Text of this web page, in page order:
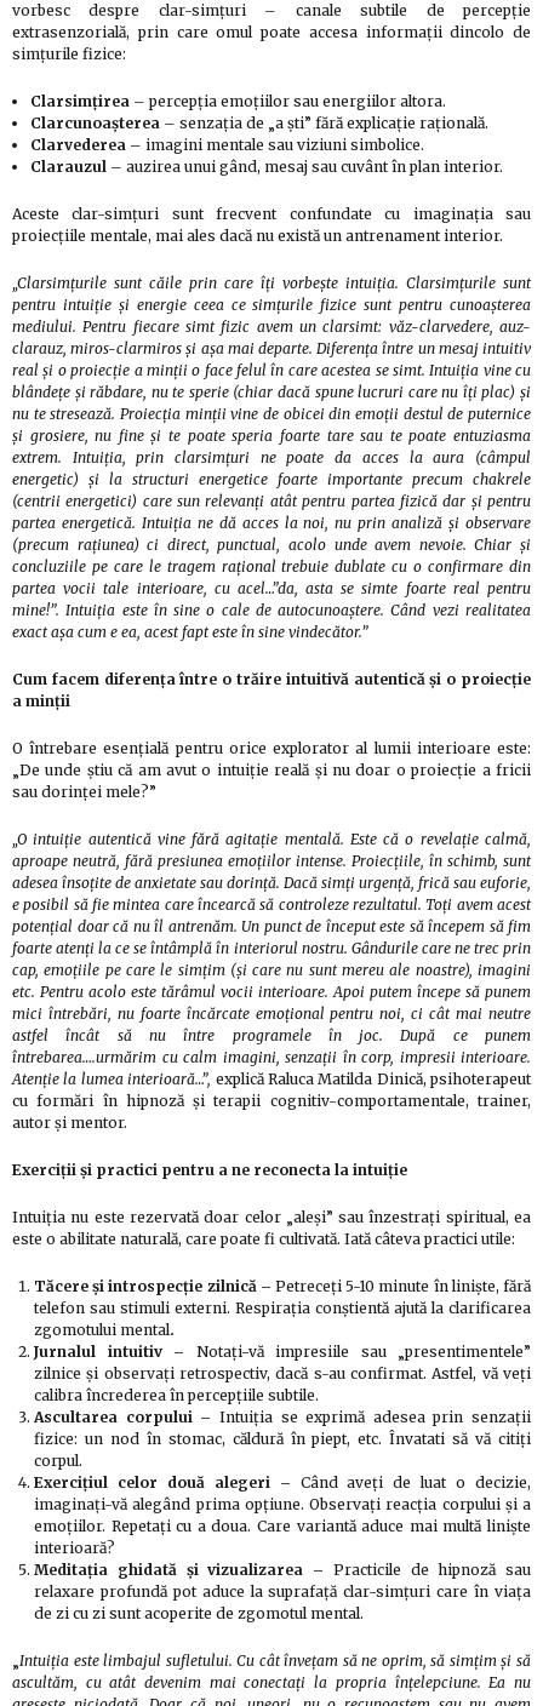
vorbesc despre clar-simțuri – canale subtile de percepție
extrasenzorială, prin care omul poate accesa informații dincolo de
simțurile fizice:
Clarsimțirea – percepția emoțiilor sau energiilor altora.
Clarcunoașterea – senzația de „a ști” fără explicație rațională.
Clarvederea – imagini mentale sau viziuni simbolice.
Clarauzul – auzirea unui gând, mesaj sau cuvânt în plan interior.
Aceste clar-simțuri sunt frecvent confundate cu imaginația sau
proiecțiile mentale, mai ales dacă nu există un antrenament interior.
„Clarsimțurile sunt căile prin care îți vorbește intuiția. Clarsimțurile sunt
pentru intuiție și energie ceea ce simțurile fizice sunt pentru cunoașterea
mediului. Pentru fiecare simt fizic avem un clarsimt: văz-clarvedere, auz-
clarauz, miros-clarmiros și așa mai departe. Diferența între un mesaj intuitiv
real și o proiecție a minții o face felul în care acestea se simt. Intuiția vine cu
blândețe și răbdare, nu te sperie (chiar dacă spune lucruri care nu îți plac) și
nu te stresează. Proiecția minții vine de obicei din emoții destul de puternice
și grosiere, nu fine și te poate speria foarte tare sau te poate entuziasma
extrem. Intuiția, prin clarsimțuri ne poate da acces la aura (câmpul
energetic) și la structuri energetice foarte importante precum chakrele
(centrii energetici) care sun relevanți atât pentru partea fizică dar și pentru
partea energetică. Intuiția ne dă acces la noi, nu prin analiză și observare
(precum rațiunea) ci direct, punctual, acolo unde avem nevoie. Chiar și
concluziile pe care le tragem rațional trebuie dublate cu o confirmare din
partea vocii tale interioare, cu acel…”da, asta se simte foarte real pentru
mine!”. Intuiția este în sine o cale de autocunoaștere. Când vezi realitatea
exact așa cum e ea, acest fapt este în sine vindecător.”
Cum facem diferența între o trăire intuitivă autentică și o proiecție
a minții
O întrebare esențială pentru orice explorator al lumii interioare este:
„De unde știu că am avut o intuiție reală și nu doar o proiecție a fricii
sau dorinței mele?”
„O intuiție autentică vine fără agitație mentală. Este că o revelație calmă,
aproape neutră, fără presiunea emoțiilor intense. Proiecțiile, în schimb, sunt
adesea însoțite de anxietate sau dorință. Dacă simți urgență, frică sau euforie,
e posibil să fie mintea care încearcă să controleze rezultatul. Toți avem acest
potențial doar că nu îl antrenăm. Un punct de început este să începem să fim
foarte atenți la ce se întâmplă în interiorul nostru. Gândurile care ne trec prin
cap, emoțiile pe care le simțim (și care nu sunt mereu ale noastre), imagini
etc. Pentru acolo este tărâmul vocii interioare. Apoi putem începe să punem
mici întrebări, nu foarte încărcate emoțional pentru noi, ci cât mai neutre
astfel încât să nu între programele în joc. După ce punem
întrebarea….urmărim cu calm imagini, senzații în corp, impresii interioare.
Atenție la lumea interioară…”, explică Raluca Matilda Dinică, psihoterapeut
cu formări în hipnoză și terapii cognitiv-comportamentale, trainer,
autor și mentor.
Exerciții și practici pentru a ne reconecta la intuiție
Intuiția nu este rezervată doar celor „aleși” sau înzestrați spiritual, ea
este o abilitate naturală, care poate fi cultivată. Iată câteva practici utile:
Tăcere și introspecție zilnică – Petreceți 5-10 minute în liniște, fără
telefon sau stimuli externi. Respirația conștientă ajută la clarificarea
zgomotului mental.
Jurnalul intuitiv – Notați-vă impresiile sau „presentimentele”
zilnice și observați retrospectiv, dacă s-au confirmat. Astfel, vă veți
calibra încrederea în percepțiile subtile.
Ascultarea corpului – Intuiția se exprimă adesea prin senzații
fizice: un nod în stomac, căldură în piept, etc. Învatati să vă citiți
corpul.
Exercițiul celor două alegeri – Când aveți de luat o decizie,
imaginați-vă alegând prima opțiune. Observați reacția corpului și a
emoțiilor. Repetați cu a doua. Care variantă aduce mai multă liniște
interioară?
Meditația ghidată și vizualizarea – Practicile de hipnoză sau
relaxare profundă pot aduce la suprafață clar-simțuri care în viața
de zi cu zi sunt acoperite de zgomotul mental.
„Intuiția este limbajul sufletului. Cu cât învețam să ne oprim, să simțim și să
ascultăm, cu atât devenim mai conectați la propria înțelepciune. Ea nu